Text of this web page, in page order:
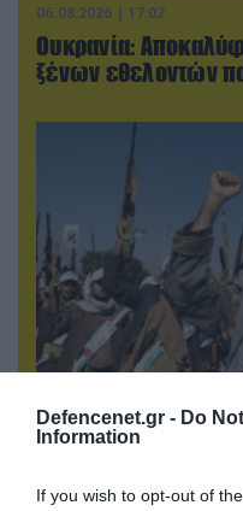
Defencenet.gr - Do
Information
If you wish to opt-out of
06.08.2026 | 17:02
Ουκρανία:
ξένων εθελοντών
07.08.2026 | 08:02
Κλιμακώνουν οι
Πλήγματα & στη